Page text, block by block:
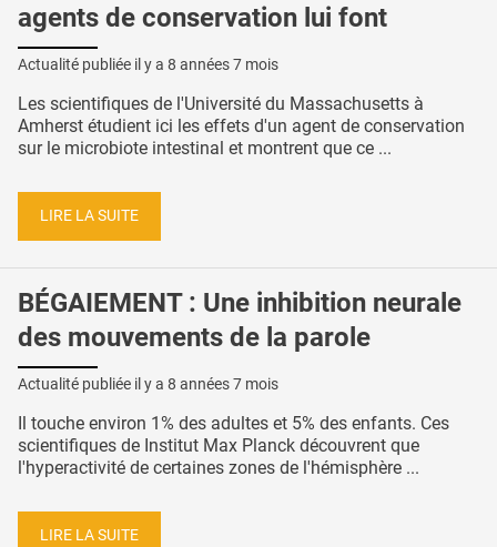
agents de conservation lui font
Actualité publiée il y a 8 années 7 mois
Les scientifiques de l'Université du Massachusetts à
Amherst étudient ici les effets d'un agent de conservation
sur le microbiote intestinal et montrent que ce ...
LIRE LA SUITE
BÉGAIEMENT : Une inhibition neurale
des mouvements de la parole
Actualité publiée il y a 8 années 7 mois
Il touche environ 1% des adultes et 5% des enfants. Ces
scientifiques de Institut Max Planck découvrent que
l'hyperactivité de certaines zones de l'hémisphère ...
LIRE LA SUITE